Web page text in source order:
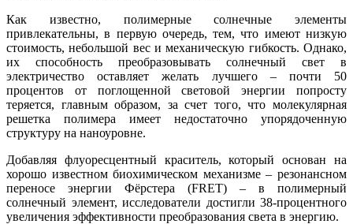
Как известно, полимерные солнечные элементы
привлекательны, в первую очередь, тем, что имеют низкую
стоимость, небольшой вес и механическую гибкость. Однако,
их способность преобразовывать солнечный свет в
электричество оставляет желать лучшего – почти 50
процентов от поглощенной световой энергии попросту
теряется, главным образом, за счет того, что молекулярная
решетка полимера имеет недостаточно упорядоченную
структуру на наноуровне.
Добавляя флуоресцентный краситель, который основан на
хорошо известном биохимическом механизме – резонансном
переносе энергии Фёрстера (FRET) – в полимерный
солнечный элемент, исследователи достигли 38-процентного
увеличения эффективности преобразования света в энергию.